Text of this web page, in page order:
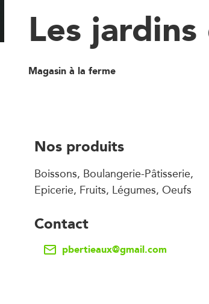
Les
Magasin à la ferme
Nos produits
Boissons, Boulangerie-Pâtisserie,
Epicerie, Fruits, Légumes, Oeufs
Contact
pbertieaux@gmail.com